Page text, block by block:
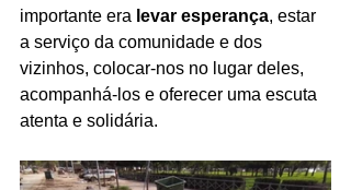
importante era levar esperança, estar
a serviço da comunidade e dos
vizinhos, colocar-nos no lugar deles,
acompanhá-los e oferecer uma escuta
atenta e solidária.